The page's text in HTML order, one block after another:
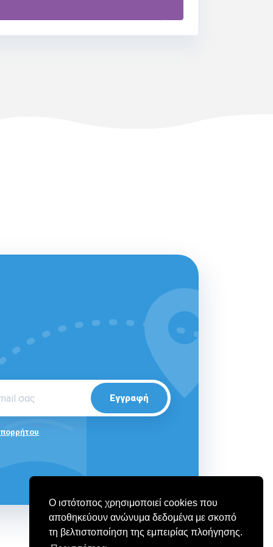
Ο ιστότοπος χρησιμοποιεί cookies που
αποθηκεύουν ανώνυμα δεδομένα με σκοπό
τη βελτιστοποίηση της εμπειρίας πλοήγησης.
Εγγραφή